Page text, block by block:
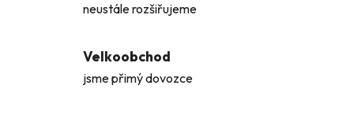
neustále rozšiřujeme
Velkoobchod
jsme přimý dovozce